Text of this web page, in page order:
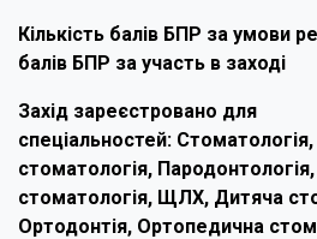
Кількість балів БПР за умови
балів БПР за участь в заході
Захід зареєстровано для
спеціальностей:
стоматологія, Пародонтологія,
стоматологія, ЩЛХ, Дитяча
Ортодонтія, Ортопедична